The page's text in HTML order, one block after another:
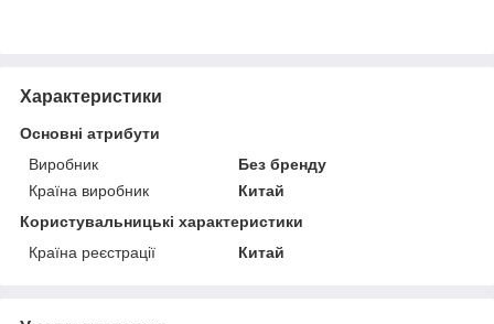
Характеристики
Основні атрибути
Виробник
Без бренду
Країна виробник
Китай
Користувальницькі характеристики
Країна реєстрації
Китай